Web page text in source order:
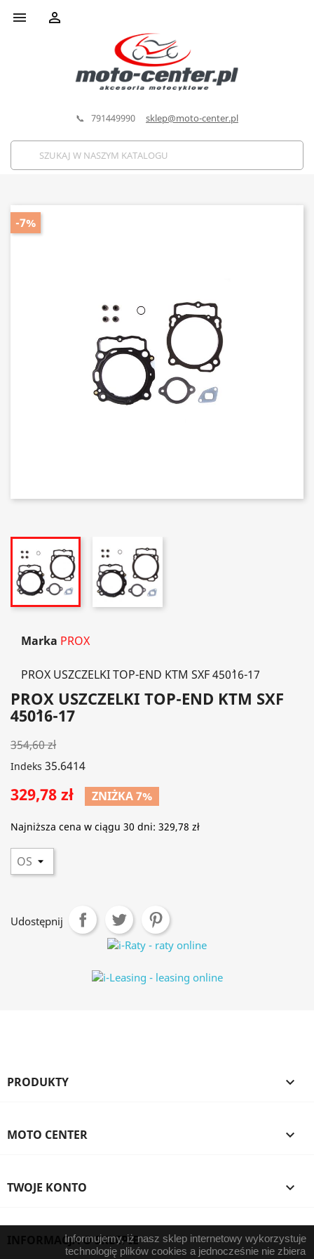
 
📞 791449990 sklep@moto-center.pl
-7%
Marka PROX
PROX USZCZELKI TOP-END KTM SXF 450`16-17
PROX USZCZELKI TOP-END KTM SXF
450`16-17
354,60 zł
Indeks 35.6414
329,78 zł ZNIŻKA 7%
Najniższa cena w ciągu 30 dni: 329,78 zł
Udostępnij
PRODUKTY 
MOTO CENTER 
TWOJE KONTO 
INFORMACJA O SKLEPIE
Informujemy, iż nasz sklep internetowy wykorzystuje
technologię plików cookies a jednocześnie nie zbiera